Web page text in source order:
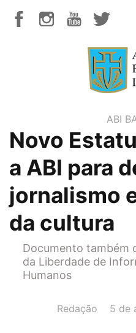
ABI
Novo
a ABI para
jornalismo
da cultura
Documento também
da Liberdade de
Humanos
AUTOR(A):
Redação DATA:
5 de